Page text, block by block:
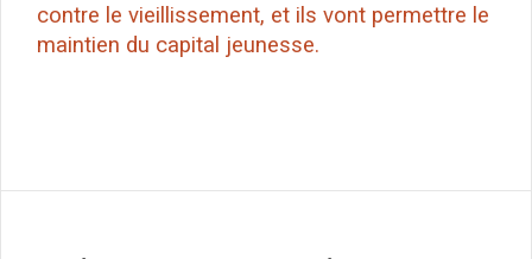
contre le vieillissement, et ils vont permettre le
maintien du capital jeunesse.